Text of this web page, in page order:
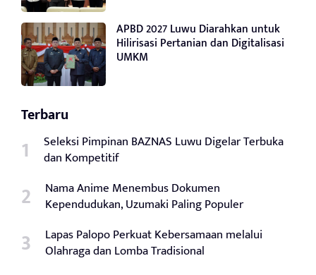
APBD 2027 Luwu Diarahkan untuk
Hilirisasi Pertanian dan Digitalisasi
UMKM
Terbaru
Seleksi Pimpinan BAZNAS Luwu Digelar Terbuka
dan Kompetitif
Nama Anime Menembus Dokumen
Kependudukan, Uzumaki Paling Populer
Lapas Palopo Perkuat Kebersamaan melalui
Olahraga dan Lomba Tradisional